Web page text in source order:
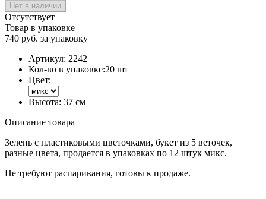
Нет в наличии
Отсутствует
Товар в упаковке
740 руб. за упаковку
Артикул: 2242
Кол-во в упаковке:20 шт
Цвет:
Высота: 37 см
Описание товара
Зелень с пластиковыми цветочками, букет из 5 веточек,
разные цвета, продается в упаковках по 12 штук микс.
Не требуют распаривания, готовы к продаже.